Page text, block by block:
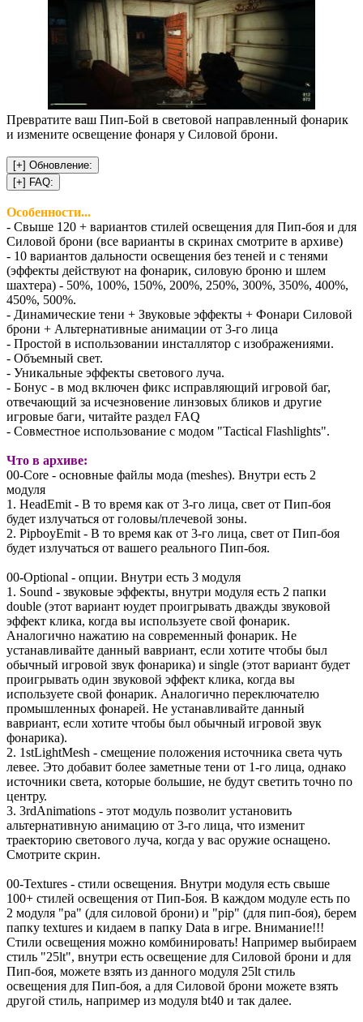
Превратите ваш Пип-Бой в световой направленный фонарик
и измените освещение фонаря у Силовой брони.
Особенности...
- Свыше 120 + вариантов стилей освещения для Пип-боя и для
Силовой брони (все варианты в скринах смотрите в архиве)
- 10 вариантов дальности освещения без теней и с тенями
(эффекты действуют на фонарик, силовую броню и шлем
шахтера) - 50%, 100%, 150%, 200%, 250%, 300%, 350%, 400%,
450%, 500%.
- Динамические тени + Звуковые эффекты + Фонари Силовой
брони + Альтернативные анимации от 3-го лица
- Простой в использовании инсталлятор с изображениями.
- Объемный свет.
- Уникальные эффекты светового луча.
- Бонус - в мод включен фикс исправляющий игровой баг,
отвечающий за исчезновение линзовых бликов и другие
игровые баги, читайте раздел FAQ
- Совместное использование с модом "Tactical Flashlights".
Что в архиве:
00-Core - основные файлы мода (meshes). Внутри есть 2
модуля
1. HeadEmit - В то время как от 3-го лица, свет от Пип-боя
будет излучаться от головы/плечевой зоны.
2. PipboyEmit - В то время как от 3-го лица, свет от Пип-боя
будет излучаться от вашего реального Пип-боя.
00-Optional - опции. Внутри есть 3 модуля
1. Sound - звуковые эффекты, внутри модуля есть 2 папки
double (этот вариант юудет проигрывать дважды звуковой
эффект клика, когда вы используете свой фонарик.
Аналогично нажатию на современный фонарик. Не
устанавливайте данный вавриант, если хотите чтобы был
обычный игровой звук фонарика) и single (этот вариант будет
проигрывать один звуковой эффект клика, когда вы
используете свой фонарик. Аналогично переключателю
промышленных фонарей. Не устанавливайте данный
вавриант, если хотите чтобы был обычный игровой звук
фонарика).
2. 1stLightMesh - смещение положения источника света чуть
левее. Это добавит более заметные тени от 1-го лица, однако
источники света, которые большие, не будут светить точно по
центру.
3. 3rdAnimations - этот модуль позволит установить
альтернативную анимацию от 3-го лица, что изменит
траекторию светового луча, когда у вас оружие оснащено.
Смотрите скрин.
00-Textures - стили освещения. Внутри модуля есть свыше
100+ стилей освещения от Пип-Боя. В каждом модуле есть по
2 модуля "pa" (для силовой брони) и "pip" (для пип-боя), берем
папку textures и кидаем в папку Data в игре. Внимание!!!
Стили освещения можно комбинировать! Например выбираем
стиль "25lt", внутри есть освещение для Силовой брони и для
Пип-боя, можете взять из данного модуля 25lt стиль
освещения для Пип-боя, а для Силовой брони можете взять
другой стиль, например из модуля bt40 и так далее.